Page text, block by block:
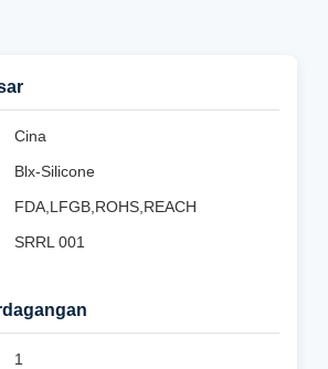
Cina
Blx-Silicone
FDA,LFGB,ROHS,REACH
SRRL 001
1